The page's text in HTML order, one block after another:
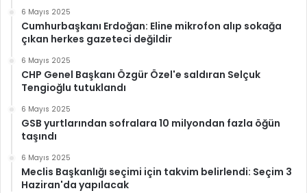
6 Mayıs 2025
Cumhurbaşkanı Erdoğan: Eline mikrofon alıp sokağa
çıkan herkes gazeteci değildir
6 Mayıs 2025
CHP Genel Başkanı Özgür Özel'e saldıran Selçuk
Tengioğlu tutuklandı
6 Mayıs 2025
GSB yurtlarından sofralara 10 milyondan fazla öğün
taşındı
6 Mayıs 2025
Meclis Başkanlığı seçimi için takvim belirlendi: Seçim 3
Haziran'da yapılacak